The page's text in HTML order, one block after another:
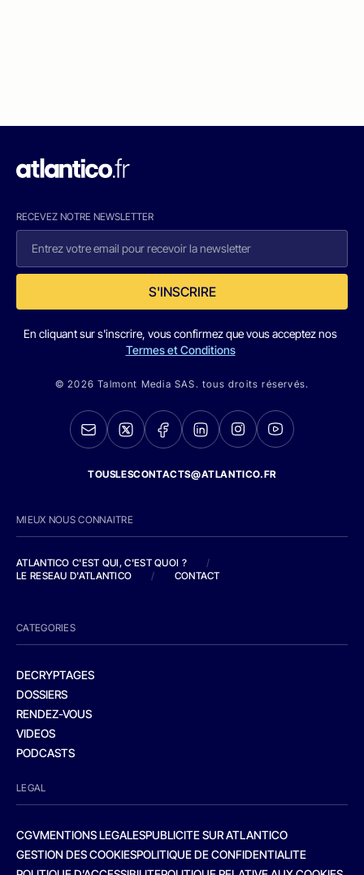
RECEVEZ NOTRE NEWSLETTER
S'INSCRIRE
En cliquant sur s'inscrire, vous confirmez que vous acceptez nos
Termes et Conditions
© 2026 Talmont Media SAS. tous droits réservés.
TOUSLESCONTACTS@ATLANTICO.FR
MIEUX NOUS CONNAITRE
ATLANTICO C'EST QUI, C'EST QUOI ?
/
LE RESEAU D'ATLANTICO
/ CONTACT
CATEGORIES
DECRYPTAGES
DOSSIERS
RENDEZ-VOUS
VIDEOS
PODCASTS
LEGAL
CGVMENTIONS LEGALESPUBLICITE SUR ATLANTICO
GESTION DES COOKIESPOLITIQUE DE CONFIDENTIALITE